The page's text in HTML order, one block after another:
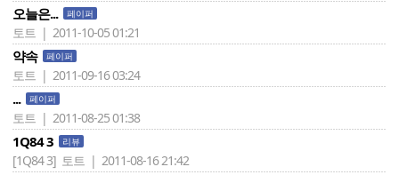
오늘은... 페이퍼
토트 | 2011-10-05 01:21
약속 페이퍼
토트 | 2011-09-16 03:24
... 페이퍼
토트 | 2011-08-25 01:38
1Q84 3 리뷰
[1Q84 3] 토트 | 2011-08-16 21:42